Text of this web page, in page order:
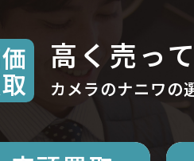
高く売っ
カメラのナニワの